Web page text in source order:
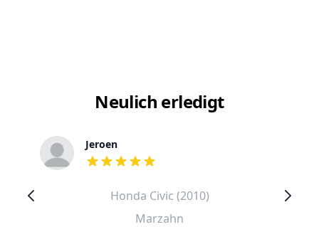
Neulich erledigt
Jeroen
out of 5 stars
Honda Civic (2010)
Marzahn